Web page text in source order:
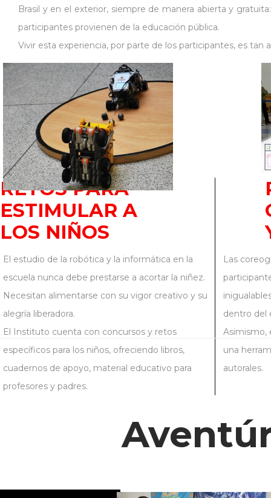
Brasil y en el exterior, siempre de manera abierta y
participantes provienen de la educación pública.
Vivir esta experiencia, por parte de los participantes, es
RETOS PARA
ESTIMULAR A
LOS NIÑOS
El estudio de la robótica y la informática en la
escuela nunca debe prestarse a acortar la niñez.
Necesitan alimentarse con su vigor creativo y su
alegría liberadora.
El Instituto cuenta con concursos y retos
específicos para los niños, ofreciendo libros,
cuadernos de apoyo, material educativo para
profesores y padres.
Las
dentro del
Asimismo,
una
autorales.